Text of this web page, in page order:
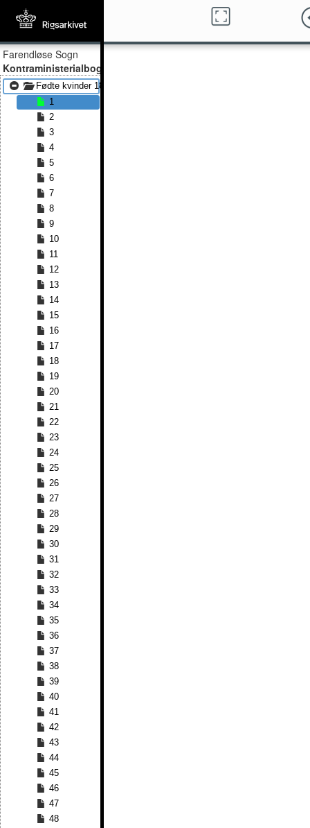
Farendløse Sogn
Kontraministerialbog
Fødte kvinder 1815 - Fødte kvinder 1850
1
2
3
4
5
6
7
8
9
10
11
12
13
14
15
16
17
18
19
20
21
22
23
24
25
26
27
28
29
30
31
32
33
34
35
36
37
38
39
40
41
42
43
44
45
46
47
48